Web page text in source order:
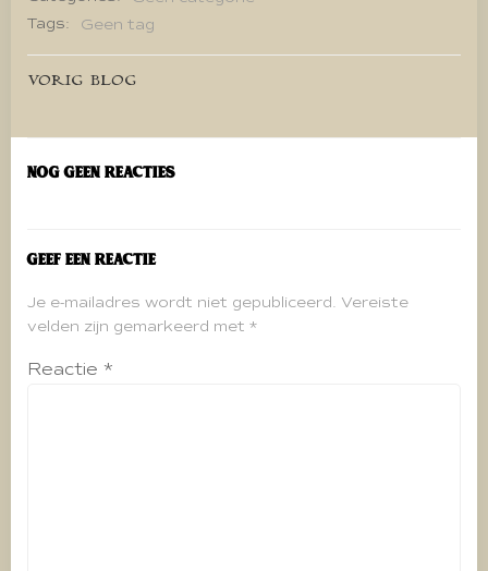
Tags:
Geen tag
Bericht
navigatie
VORIG BLOG
Nog geen reacties
Geef een reactie
Je e-mailadres wordt niet gepubliceerd. Vereiste
velden zijn gemarkeerd met *
Reactie *